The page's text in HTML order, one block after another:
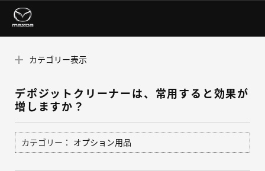
カテゴリー表示
デポジットクリーナーは、常用すると効果が
増しますか？
カテゴリー： オプション用品